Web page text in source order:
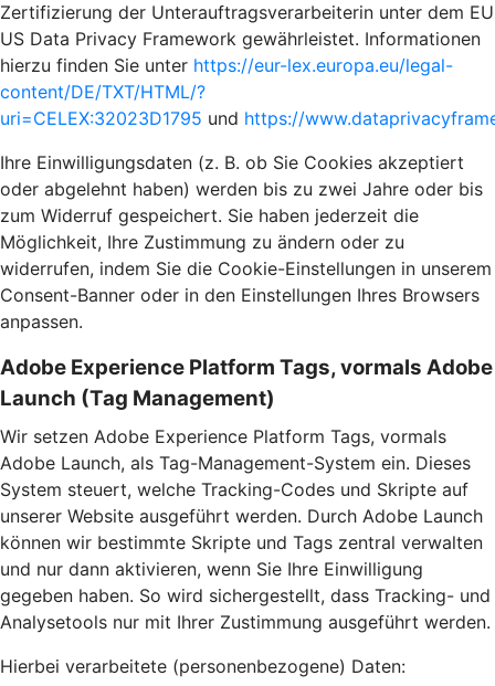
Zertifizierung der Unterauftragsverarbeiterin unter dem EU
US Data Privacy Framework gewährleistet. Informationen
hierzu finden Sie unter https://eur-lex.europa.eu/legal-
content/DE/TXT/HTML/?
uri=CELEX:32023D1795 und https://
Ihre Einwilligungsdaten (z. B. ob Sie Cookies akzeptiert
oder abgelehnt haben) werden bis zu zwei Jahre oder bis
zum Widerruf gespeichert. Sie haben jederzeit die
Möglichkeit, Ihre Zustimmung zu ändern oder zu
widerrufen, indem Sie die Cookie-Einstellungen in unserem
Consent-Banner oder in den Einstellungen Ihres Browsers
anpassen.
Adobe Experience Platform Tags, vormals Adobe
Launch (Tag Management)
Wir setzen Adobe Experience Platform Tags, vormals
Adobe Launch, als Tag-Management-System ein. Dieses
System steuert, welche Tracking-Codes und Skripte auf
unserer Website ausgeführt werden. Durch Adobe Launch
können wir bestimmte Skripte und Tags zentral verwalten
und nur dann aktivieren, wenn Sie Ihre Einwilligung
gegeben haben. So wird sichergestellt, dass Tracking- und
Analysetools nur mit Ihrer Zustimmung ausgeführt werden.
Hierbei verarbeitete (personenbezogene) Daten: